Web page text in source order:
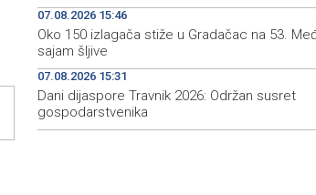
07.08.2026 15:46
Oko 150 izlagača stiže u Gradačac na 53.
sajam šljive
07.08.2026 15:31
Dani dijaspore Travnik 2026: Održan susret
gospodarstvenika